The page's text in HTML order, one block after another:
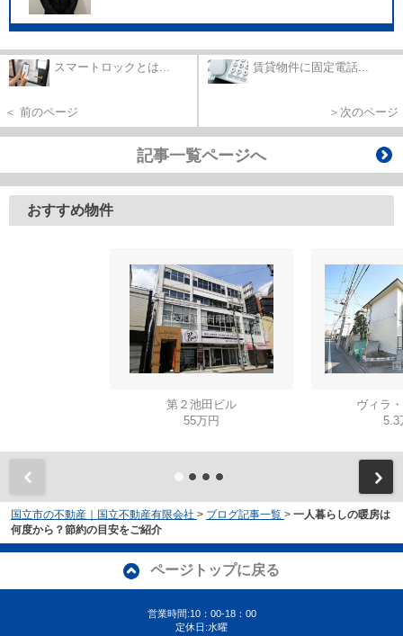
スマートロックとは...
＜ 前のページ
賃貸物件に固定電話...
＞次のページ
記事一覧ページへ
おすすめ物件
第２池田ビル
55万円
ヴィラ
5.3
国立市の不動産｜国立不動産有限会社 > ブログ記事一覧 > 一人暮らしの暖房は
何度から？節約の目安をご紹介
ページトップに戻る
営業時間:10：00-18：00
定休日:水曜